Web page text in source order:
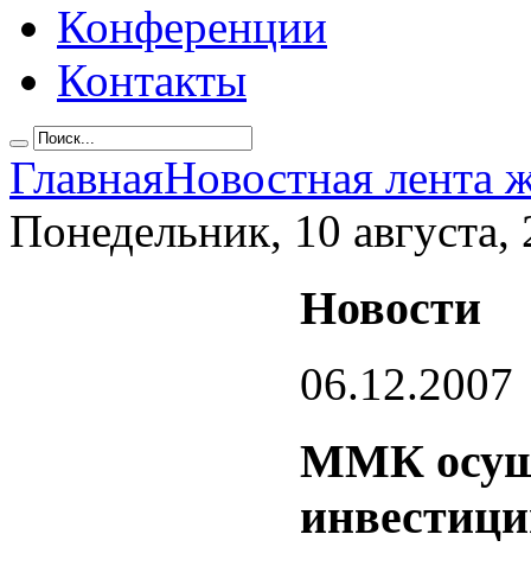
Конференции
Контакты
ГлавнаяНовостная лента
Понедельник, 10 августа,
Новости
06.12.2007
ММК